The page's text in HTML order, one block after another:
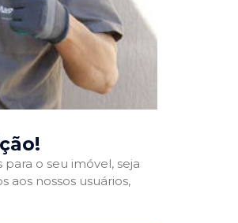
o seu imóvel, seja
nossos usuários,